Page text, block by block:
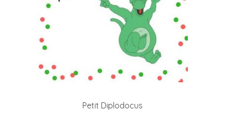
Petit Diplodocus